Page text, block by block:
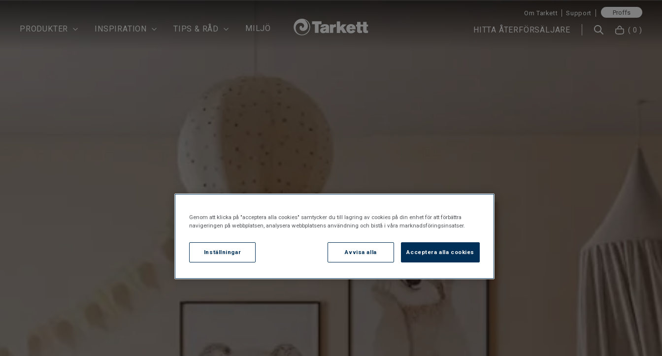
PRODUKTER INSPIRATION TIPS & RÅD MILJÖ
Om Tarkett Support Proffs
HITTA ÅTERFÖRSÄLJARE ( 0 )
Genom att klicka på "acceptera alla cookies" samtycker du till lagring av cookies på din enhet för att förbättra
navigeringen på webbplatsen, analysera webbplatsens användning och bistå i våra marknadsföringsinsatser.
Avvisa alla Acceptera alla cookies
Inställningar